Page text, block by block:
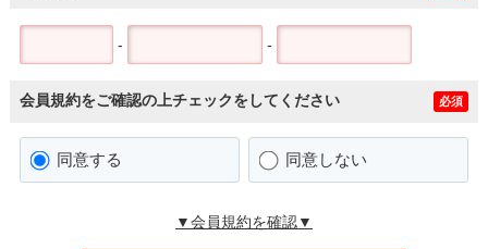
- -
会員規約をご確認の上チェックをしてください 必須
同意する 同意しない
▼会員規約を確認▼